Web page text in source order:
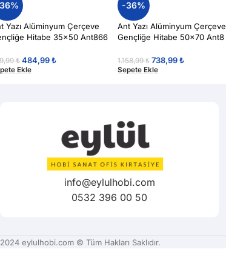
Yazı Alüminyum Çerçeve
Hitabe 35×50 Ant866
₺ 484,99₺
Ekle
-36%
Ant Yazı Alüminyum Çerçeve
Gençliğe Hitabe 50×70 Ant8
1.158,99₺ 738,99₺
Sepete Ekle
info@eylulhobi.com
0532 396 00 50
2024 eylulhobi.com © Tüm Hakları Saklıdır.